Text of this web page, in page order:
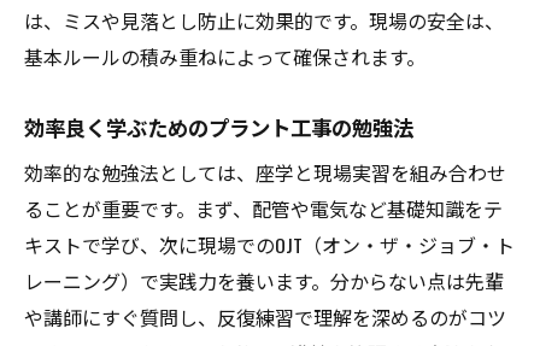
は、ミスや見落とし防止に効果的です。現場の安全は、
基本ルールの積み重ねによって確保されます。
効率良く学ぶためのプラント工事の勉強法
効率的な勉強法としては、座学と現場実習を組み合わせ
ることが重要です。まず、配管や電気など基礎知識をテ
キストで学び、次に現場でのOJT（オン・ザ・ジョブ・ト
レーニング）で実践力を養います。分からない点は先輩
や講師にすぐ質問し、反復練習で理解を深めるのがコツ